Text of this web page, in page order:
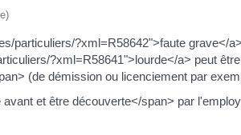
particuliers/?xml=R58642">faute grave</
?xml=R58641">lourde</a> peut être
(de démission ou licenciement par
et être découverte</span> par